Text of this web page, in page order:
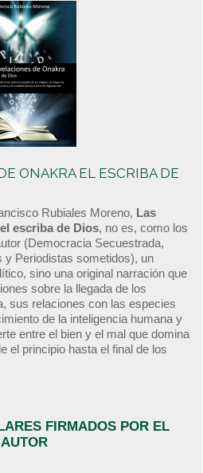
ONAKRA EL ESCRIBA DE
Rubiales Moreno, Las
escriba de Dios, no es, como los
(Democracia Secuestrada,
Periodistas sometidos), un
sino una original narración que
sobre la llegada de los
sus relaciones con las especies
de la inteligencia humana y
entre el bien y el mal que domina
el principio hasta el final de los
FIRMADOS POR EL
AUTOR